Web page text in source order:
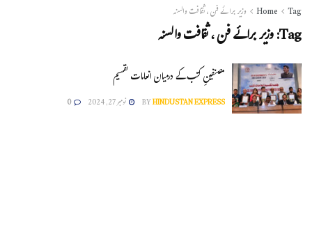
Home Tag وزیر برائے فن ، ثقافت والسنہ
Tag:وزیر برائے فن ، ثقافت والسنہ
مصنفینِ کتب کے درمیان انعامات تقسیم
BYHINDUSTAN EXPRESS نومبر 27, 2024 0